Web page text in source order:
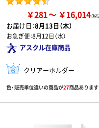
￥281 ￥16,014
お届け日：8月13日（木）
お急ぎ便：8月12日（水）
アスクル在庫商品
クリアーホルダー
色・販売単位違いの商品が27商品あります